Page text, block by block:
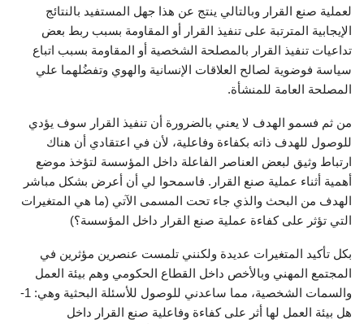
لعملية صنع القرار وبالتالي ينتج عن هذا جهل المستفيد بالنتائج
الإيجابية المترتبة على تنفيذ القرار أو المقاومة بسبب ربط بعض
تداعيات تنفيذ القرار بالمصلحة الشخصية أو المقاومة بسبب اتباع
سياسة فوضوية لصالح العلاقات الإنسانية والهوي وتفضُلهما علي
المصلحة العامة للمنشأة.
من ثم فسمو الهدف لا يعني بالضرورة أن تنفيذ القرار سوف يؤدي
للوصول للهدف ذاته بكفاءة وفاعلية، لأن في اعتقادي أن هناك
ارتباط وثيق لبعض العناصر الفاعلة داخل المؤسسة لتؤخذ موضع
أهمية أثناء عملية صنع القرار. فاسمحوا لي أن أعرض بشكل مباشر
الهدف من البحث والذي جاء تحت المسمى الآتي (ما هي المتغيرات
التي تؤثر على كفاءة عملية صنع القرار داخل المؤسسة؟)
بكل تأكيد المتغيرات عديدة ولكنني تلمست عنصرين مؤثرين في
المجتمع المهني وبالأخص داخل القطاع الحكومي وهم بيئة العمل
والسمات الشخصية، مما ساعدني للوصول للأسئلة البحثية وهي: 1-
هل بيئة العمل لها أثر على كفاءة وفاعلية صنع القرار داخل